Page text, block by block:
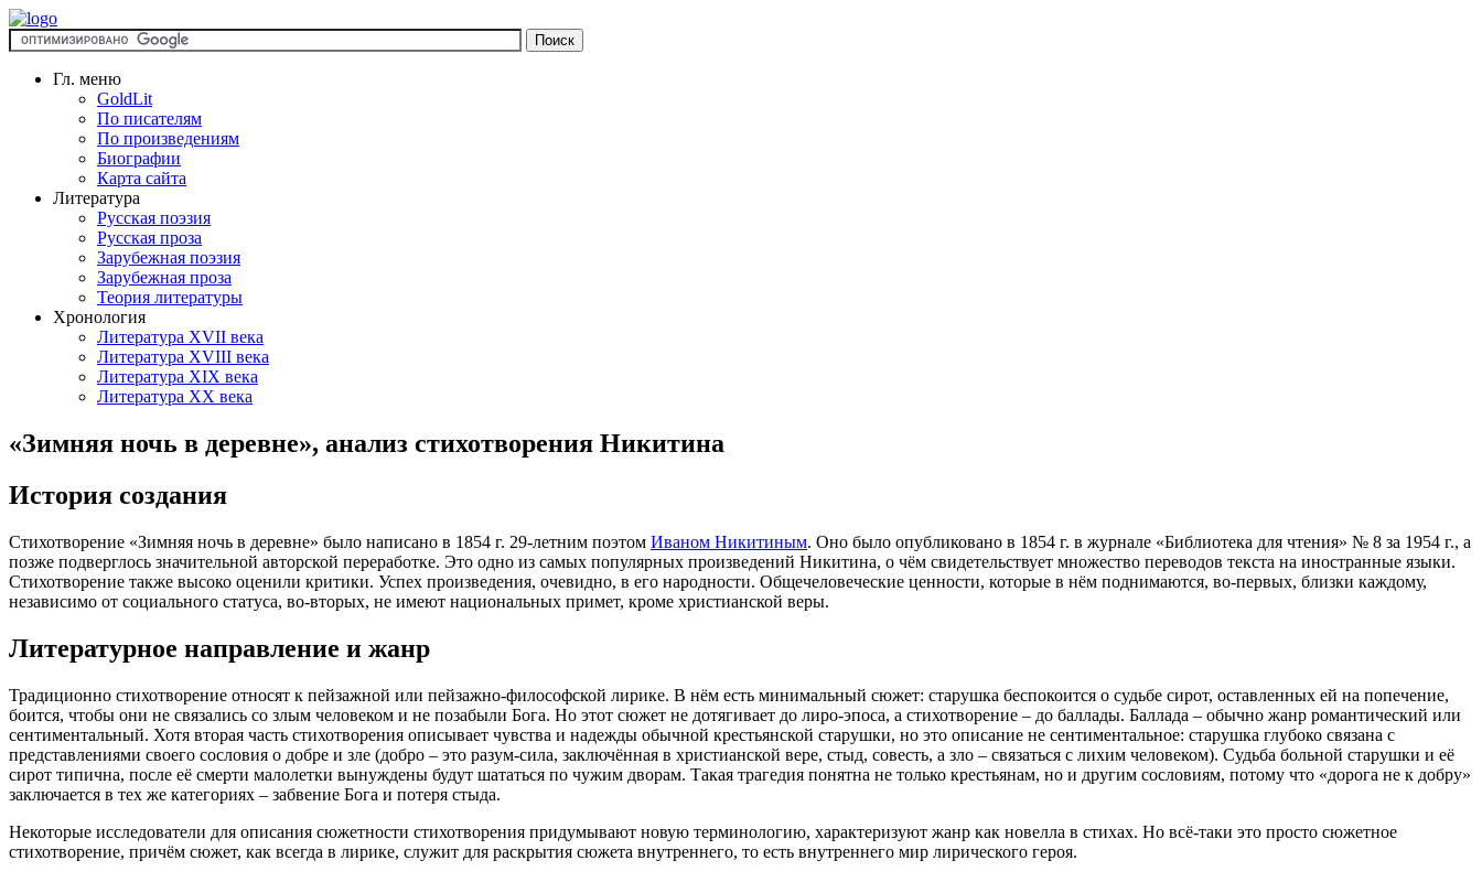
Гл. меню
GoldLit
По писателям
По произведениям
Биографии
Карта сайта
Литература
Русская поэзия
Русская проза
Зарубежная поэзия
Зарубежная проза
Теория литературы
Хронология
Литература XVII века
Литература XVIII века
Литература XIX века
Литература XX века
«Зимняя ночь в деревне», анализ стихотворения Никитина
История создания
Стихотворение «Зимняя ночь в деревне» было написано в 1854 г. 29-летним поэтом Иваном Никитиным. Оно было опубликовано в 1854 г. в журнале «Библиотека для чтения» № 8 за 1954 г., а
позже подверглось значительной авторской переработке. Это одно из самых популярных произведений Никитина, о чём свидетельствует множество переводов текста на иностранные языки.
Стихотворение также высоко оценили критики. Успех произведения, очевидно, в его народности. Общечеловеческие ценности, которые в нём поднимаются, во-первых, близки каждому,
независимо от социального статуса, во-вторых, не имеют национальных примет, кроме христианской веры.
Литературное направление и жанр
Традиционно стихотворение относят к пейзажной или пейзажно-философской лирике. В нём есть минимальный сюжет: старушка беспокоится о судьбе сирот, оставленных ей на попечение,
боится, чтобы они не связались со злым человеком и не позабыли Бога. Но этот сюжет не дотягивает до лиро-эпоса, а стихотворение – до баллады. Баллада – обычно жанр романтический или
сентиментальный. Хотя вторая часть стихотворения описывает чувства и надежды обычной крестьянской старушки, но это описание не сентиментальное: старушка глубоко связана с
представлениями своего сословия о добре и зле (добро – это разум-сила, заключённая в христианской вере, стыд, совесть, а зло – связаться с лихим человеком). Судьба больной старушки и её
сирот типична, после её смерти малолетки вынуждены будут шататься по чужим дворам. Такая трагедия понятна не только крестьянам, но и другим сословиям, потому что «дорога не к добру»
заключается в тех же категориях – забвение Бога и потеря стыда.
Некоторые исследователи для описания сюжетности стихотворения придумывают новую терминологию, характеризуют жанр как новелла в стихах. Но всё-таки это просто сюжетное
стихотворение, причём сюжет, как всегда в лирике, служит для раскрытия сюжета внутреннего, то есть внутреннего мир лирического героя.